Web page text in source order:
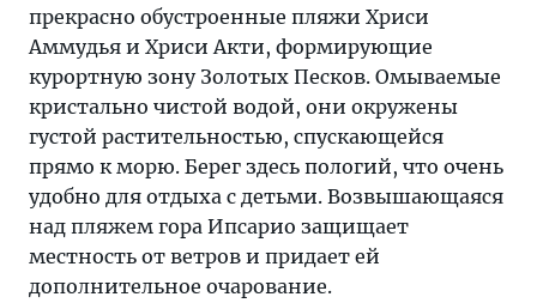
прекрасно обустроенные пляжи Хриси
Аммудья и Хриси Акти, формирующие
курортную зону Золотых Песков. Омываемые
кристально чистой водой, они окружены
густой растительностью, спускающейся
прямо к морю. Берег здесь пологий, что очень
удобно для отдыха с детьми. Возвышающаяся
над пляжем гора Ипсарио защищает
местность от ветров и придает ей
дополнительное очарование.